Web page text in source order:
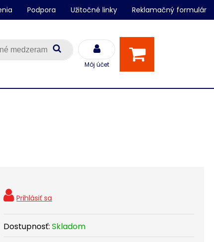
Môj účet
Podpora Užitočné linky Reklamačný formulár
Dostupnosť: Skladom